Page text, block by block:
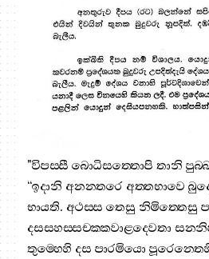
"විපස‍්සී බොධිසත‍්තොපි තානි
“ඉදානි අනන‍්තරෙ අත‍්තභාවෙ
භායති. අථස‍්ස තෙසු නිමිත‍්තෙසු
දසසහස‍්සචක‍්කවාළදෙවතා
තුම‍්හෙහි දස පාරමියො